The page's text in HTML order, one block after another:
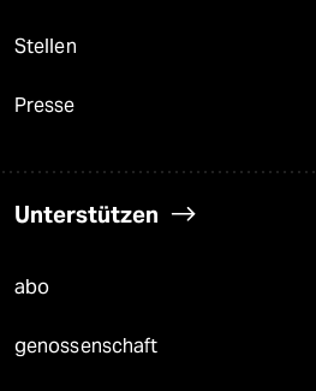
Stellen
Presse
Unterstützen
abo
genossenschaft